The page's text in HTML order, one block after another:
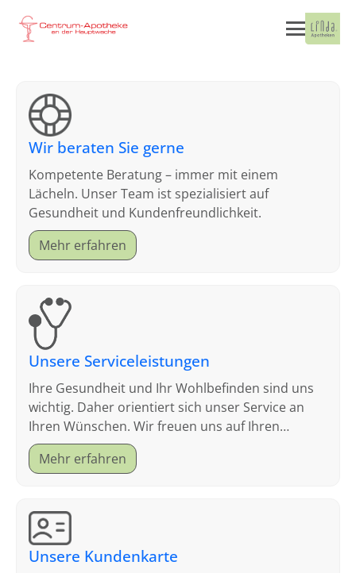
Wir beraten Sie gerne
Kompetente Beratung – immer mit einem
Lächeln. Unser Team ist spezialisiert auf
Gesundheit und Kundenfreundlichkeit.
Mehr erfahren
Unsere Serviceleistungen
Ihre Gesundheit und Ihr Wohlbefinden sind uns
wichtig. Daher orientiert sich unser Service an
Ihren Wünschen. Wir freuen uns auf Ihren
Besuch.
Mehr erfahren
Unsere Kundenkarte